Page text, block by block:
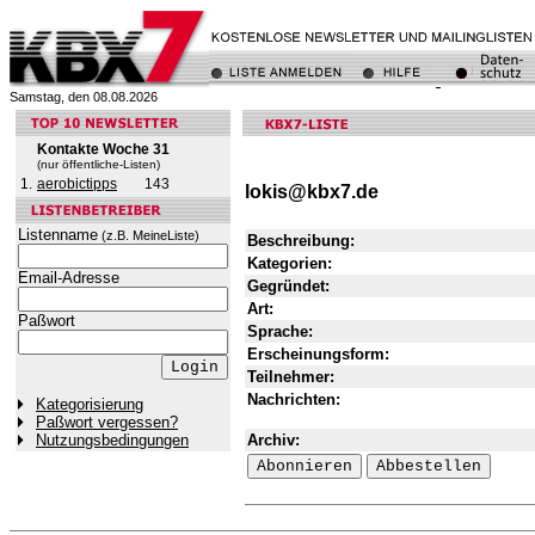
Samstag, den 08.08.2026
Kontakte Woche 31
(nur öffentliche-Listen)
1. aerobictipps 143
Listenname (z.B. MeineListe)
Email-Adresse
Paßwort
Kategorisierung
Paßwort vergessen?
Nutzungsbedingungen
lokis@kbx7.de
Beschreibung:
Kategorien:
Gegründet:
Art:
Sprache:
Erscheinungsform:
Teilnehmer:
Nachrichten:
Archiv: